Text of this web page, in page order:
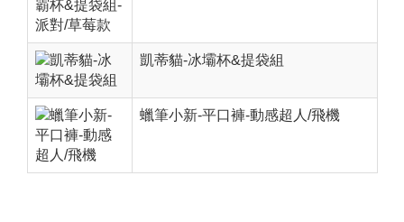
凱蒂貓-冰壩杯&提袋組
蠟筆小新-平口褲-動感超人/飛機